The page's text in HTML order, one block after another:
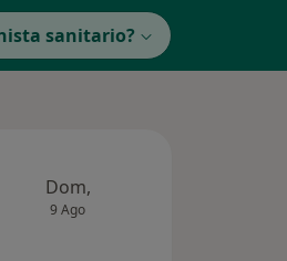
sanitario?
Dom,
9 Ago